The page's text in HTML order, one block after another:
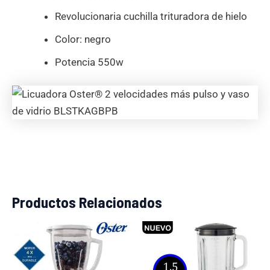
Revolucionaria cuchilla trituradora de hielo
Color: negro
Potencia 550w
Productos Relacionados
El
precio
original
era:
El
El
precio
original
era:
El
precio